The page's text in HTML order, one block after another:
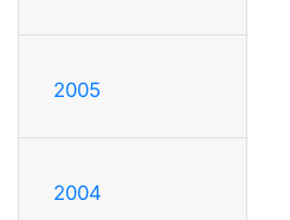
2005
2004